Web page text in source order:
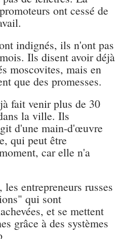
ont cessé de
indignés, ils n'ont pas
Ils disent avoir déjà
moscovites, mais en
que des promesses.
fait venir plus de 30
la ville. Ils
d'une main-d'œuvre
qui peut être
car elle n'a
entrepreneurs russes
qui sont
et se mettent
grâce à des systèmes